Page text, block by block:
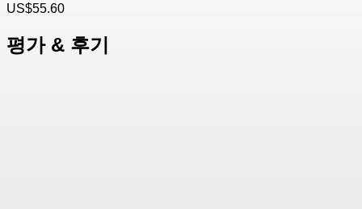
US$55.60
평가 & 후기